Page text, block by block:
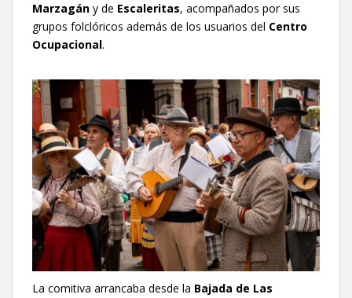
Marzagán y de Escaleritas, acompañados por sus
grupos folclóricos además de los usuarios del Centro
Ocupacional.
La comitiva arrancaba desde la Bajada de Las